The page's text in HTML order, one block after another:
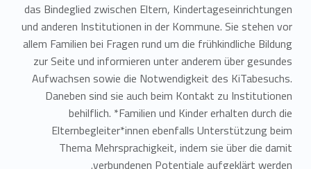
das Bindeglied zwischen Eltern, Kindertageseinrichtungen
und anderen Institutionen in der Kommune. Sie stehen vor
allem Familien bei Fragen rund um die frühkindliche Bildung
zur Seite und informieren unter anderem über gesundes
Aufwachsen sowie die Notwendigkeit des KiTabesuchs.
Daneben sind sie auch beim Kontakt zu Institutionen
behilflich. *Familien und Kinder erhalten durch die
Elternbegleiter*innen ebenfalls Unterstützung beim
Thema Mehrsprachigkeit, indem sie über die damit
verbundenen Potentiale aufgeklärt werden.